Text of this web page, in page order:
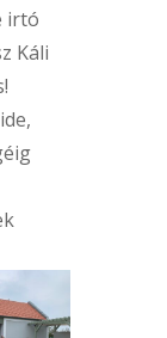
irtó
Káli